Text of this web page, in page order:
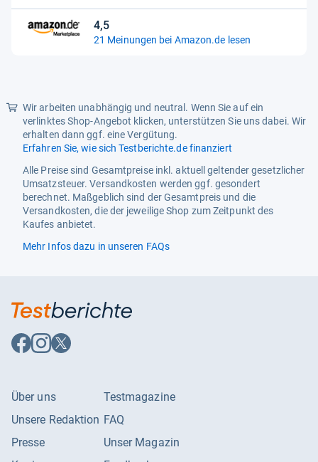
Sternen
4,5
4,5
von
21 Meinungen bei Amazon.de lesen
Wir arbeiten unabhängig und neutral. Wenn Sie auf ein
verlinktes Shop-Angebot klicken, unterstützen Sie uns dabei. Wir
erhalten dann ggf. eine Vergütung.
Erfahren Sie, wie sich Testberichte.de finanziert
Alle Preise sind Gesamtpreise inkl. aktuell geltender gesetzlicher
Umsatzsteuer. Versandkosten werden ggf. gesondert
berechnet. Maßgeblich sind der Gesamtpreis und die
Versandkosten, die der jeweilige Shop zum Zeitpunkt des
Kaufes anbietet.
Mehr Infos dazu in unseren FAQs
Auf
Facebook
Auf
Instagram
Auf
X
Über uns
Unsere Redaktion
Presse
Testmagazine
FAQ
Unser Magazin